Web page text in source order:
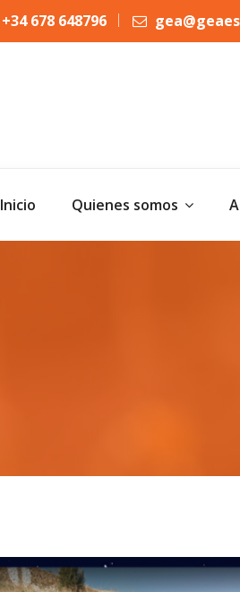
+34 678 648796
Inicio Quienes somos